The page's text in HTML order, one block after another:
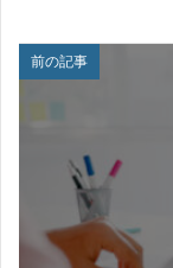
前の記事